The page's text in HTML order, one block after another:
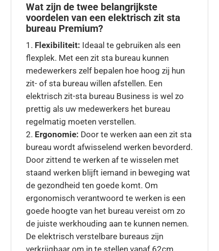
Wat zijn de twee belangrijkste
voordelen van een elektrisch zit sta
bureau Premium?
Flexibiliteit: Ideaal te gebruiken als een
flexplek. Met een zit sta bureau kunnen
medewerkers zelf bepalen hoe hoog zij hun
zit- of sta bureau willen afstellen. Een
elektrisch zit-sta bureau Business is wel zo
prettig als uw medewerkers het bureau
regelmatig moeten verstellen.
Ergonomie: Door te werken aan een zit sta
bureau wordt afwisselend werken bevorderd.
Door zittend te werken af te wisselen met
staand werken blijft iemand in beweging wat
de gezondheid ten goede komt. Om
ergonomisch verantwoord te werken is een
goede hoogte van het bureau vereist om zo
de juiste werkhouding aan te kunnen nemen.
De elektrisch verstelbare bureaus zijn
verkrijgbaar om in te stellen vanaf 62cm